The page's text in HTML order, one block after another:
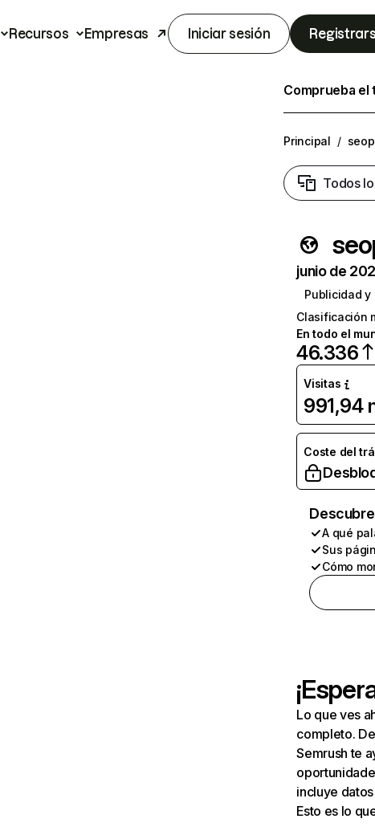
Recursos Empresas Iniciar sesión
Comprueba el
Principal /
Todos
junio de
Publicidad y
Clasificación
En todo el
46.336
Visitas
991,94
Coste del
A qué
Sus
Cómo
Lo que ves
completo.
Semrush te
incluye
Esto es lo